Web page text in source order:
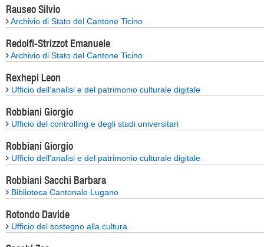
Rauseo Silvio
Archivio di Stato del Cantone Ticino
Redolfi-Strizzot Emanuele
Archivio di Stato del Cantone Ticino
Rexhepi Leon
Ufficio dell’analisi e del patrimonio culturale digitale
Robbiani Giorgio
Ufficio del controlling e degli studi universitari
Robbiani Giorgio
Ufficio dell’analisi e del patrimonio culturale digitale
Robbiani Sacchi Barbara
Biblioteca Cantonale Lugano
Rotondo Davide
Ufficio del sostegno alla cultura